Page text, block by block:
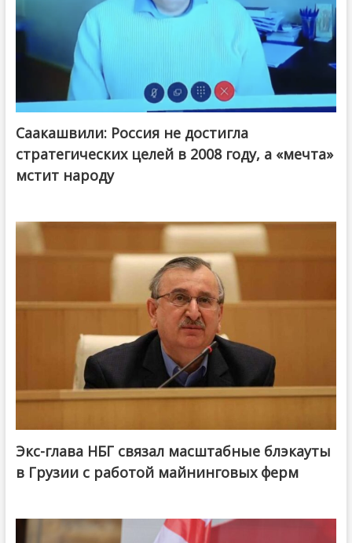
Саакашвили: Россия не достигла
стратегических целей в 2008 году, а «мечта»
мстит народу
Экс-глава НБГ связал масштабные блэкауты
в Грузии с работой майнинговых ферм